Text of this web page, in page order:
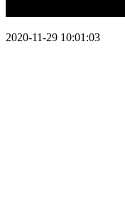
2020-11-29 10:01:03